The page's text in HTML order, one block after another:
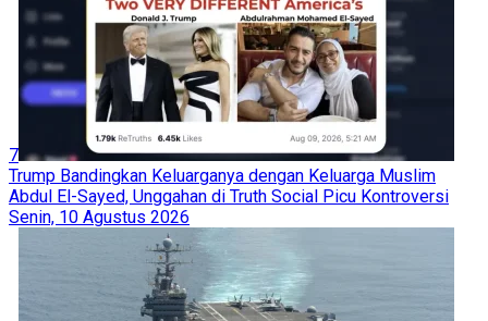
7
Trump Bandingkan Keluarganya dengan Keluarga Muslim
Abdul El-Sayed, Unggahan di Truth Social Picu Kontroversi
Senin, 10 Agustus 2026